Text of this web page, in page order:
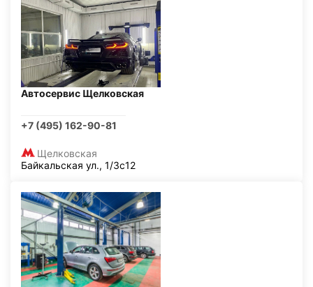
Автосервис Щелковская
+7 (495) 162-90-81
Щелковская
Байкальская ул., 1/3с12